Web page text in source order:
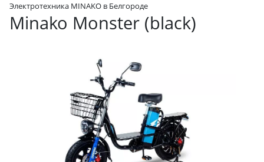
Электротехника MINAKO в Белгороде
Minako Monster (black)